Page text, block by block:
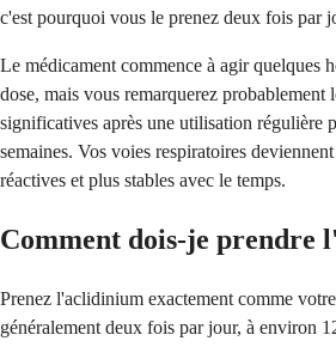
c'est pourquoi vous le prenez deux fois par
Le médicament commence à agir quelques
dose, mais vous remarquerez probablement
significatives après une utilisation régulière
semaines. Vos voies respiratoires
réactives et plus stables avec le temps.
Comment dois-je prendre
Prenez l'aclidinium exactement comme
généralement deux fois par jour, à environ